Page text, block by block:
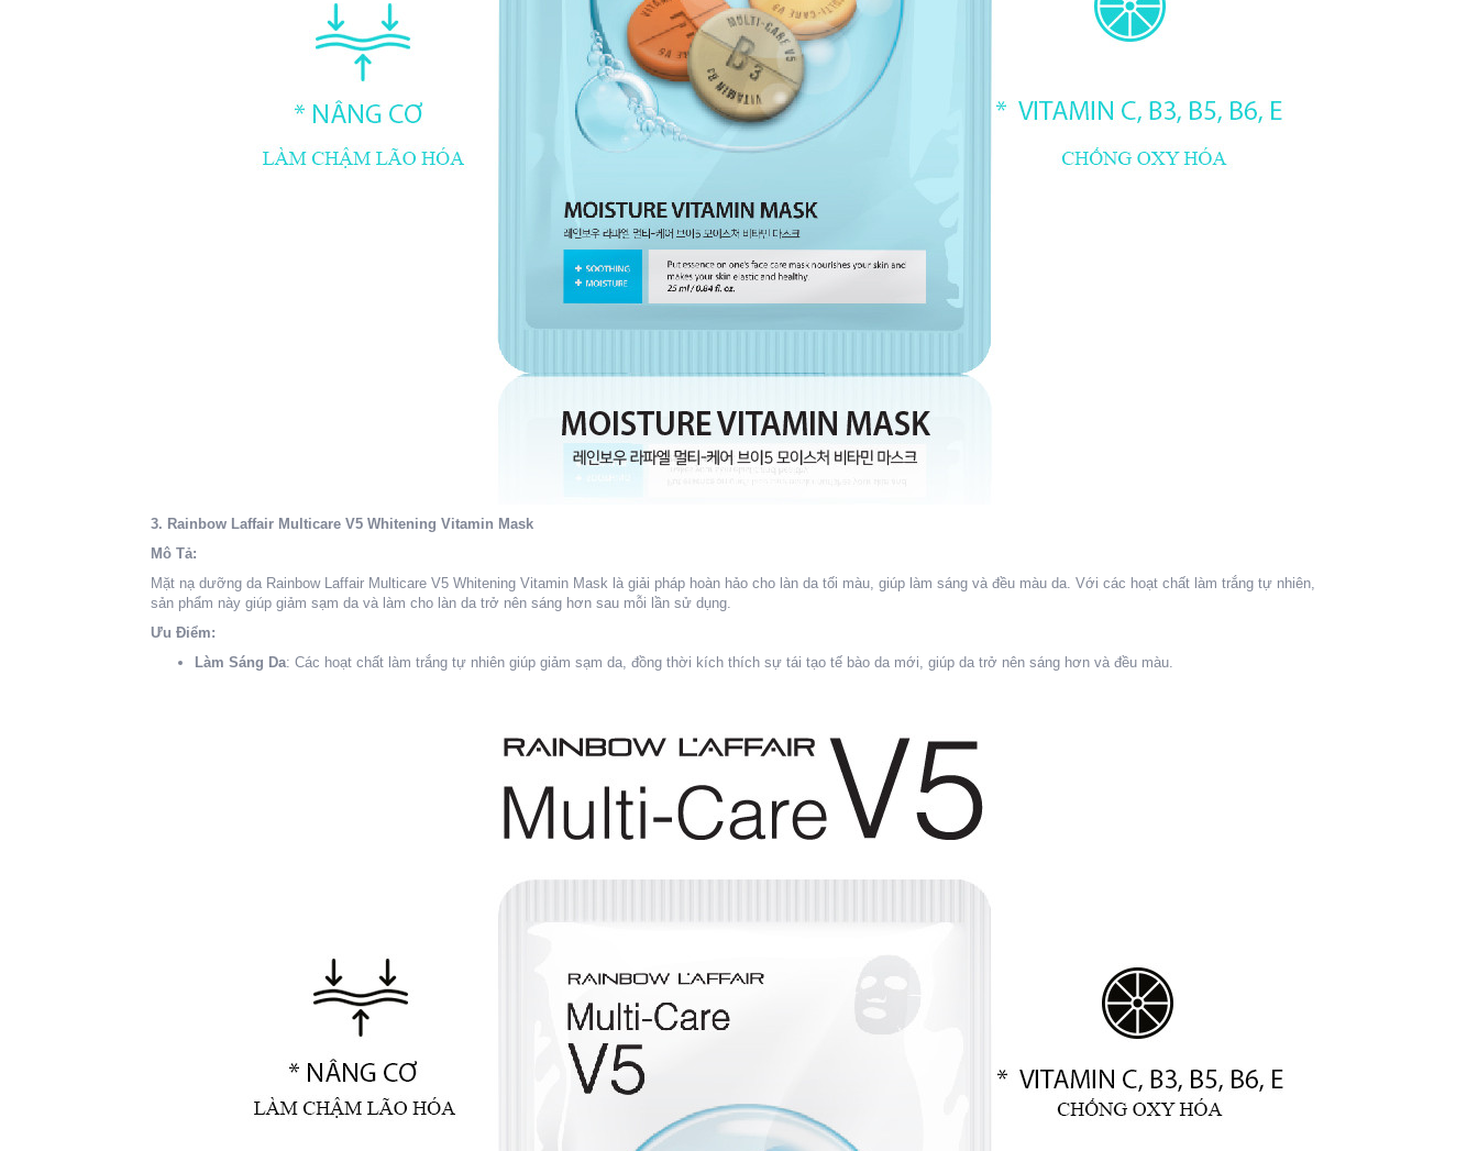
3. Rainbow Laffair Multicare V5 Whitening Vitamin Mask
Mô Tả:
Mặt nạ dưỡng da Rainbow Laffair Multicare V5 Whitening Vitamin Mask là giải pháp hoàn hảo cho làn da tối màu, giúp làm sáng và đều màu da. Với các hoạt chất làm trắng tự nhiên,
sản phẩm này giúp giảm sạm da và làm cho làn da trở nên sáng hơn sau mỗi lần sử dụng.
Ưu Điểm:
Làm Sáng Da: Các hoạt chất làm trắng tự nhiên giúp giảm sạm da, đồng thời kích thích sự tái tạo tế bào da mới, giúp da trở nên sáng hơn và đều màu.